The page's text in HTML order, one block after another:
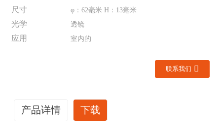
尺寸 φ：62毫米 H：13毫米
光学 透镜
应用 室内的
联系我们
产品详情 下载